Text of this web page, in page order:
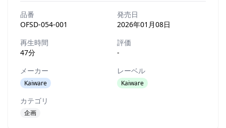
品番
OFSD-054-001
発売日
2026年01月08日
再生時間
47分
評価
-
メーカー
Kaiware
レーベル
Kaiware
カテゴリ
企画